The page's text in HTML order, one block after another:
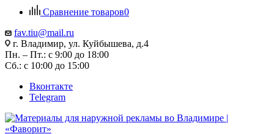
Сравнение товаров0
fav.tiu@mail.ru
г. Владимир, ул. Куйбышева, д.4
Пн. – Пт.: с 9:00 до 18:00
Сб.: с 10:00 до 15:00
Вконтакте
Telegram